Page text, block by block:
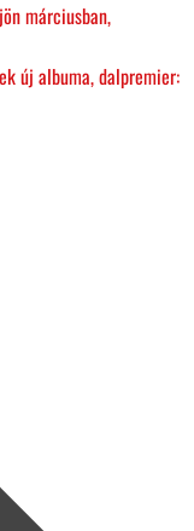
márciusban,
új albuma, dalpremier: